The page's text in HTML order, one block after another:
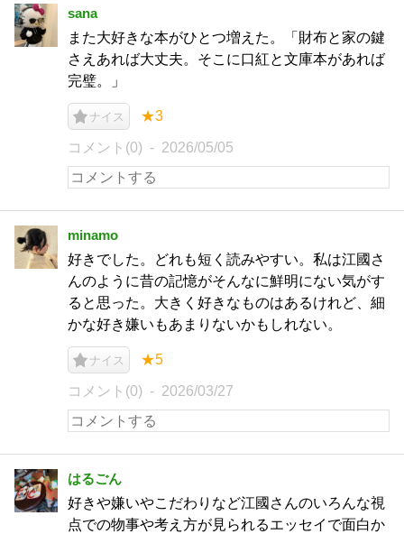
sana
また大好きな本がひとつ増えた。「財布と家の鍵
さえあれば大丈夫。そこに口紅と文庫本があれば
完璧。」
ナイス ★3
コメント(0) 2026/05/05
minamo
好きでした。どれも短く読みやすい。私は江國さ
んのように昔の記憶がそんなに鮮明にない気がす
ると思った。大きく好きなものはあるけれど、細
かな好き嫌いもあまりないかもしれない。
ナイス ★5
コメント(0) 2026/03/27
はるごん
好きや嫌いやこだわりなど江國さんのいろんな視
点での物事や考え方が見られるエッセイで面白か